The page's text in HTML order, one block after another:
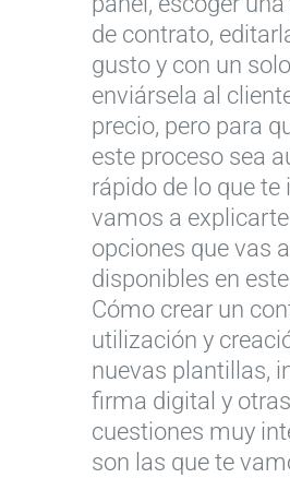
de contrato,
gusto y con un
enviársela al
precio, pero para
este proceso sea
rápido de lo que te
vamos a
opciones que vas
disponibles en
Cómo crear un
utilización y
nuevas plantillas,
firma digital y otras
cuestiones muy
son las que te